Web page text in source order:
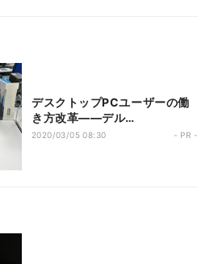
デスクトップPCユーザーの働
き方改革――デル
「OptiPlex」でかなえる快適
2020/03/05 08:30 - PR -